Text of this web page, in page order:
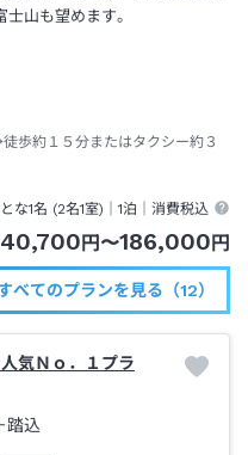
士山も望めます。
歩約１５分またはタクシー約３
な1名 (2名1室)｜1泊 ｜消費税込
40,700 円 〜186,000 円
べてのプランを見る（12）
気Ｎｏ．１プラ
踏込